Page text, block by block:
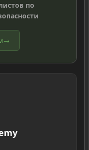
по
→